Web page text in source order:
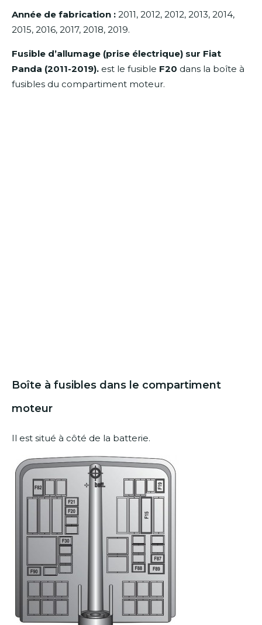
Année de fabrication : 2011, 2012, 2012, 2013, 2014,
2015, 2016, 2017, 2018, 2019.
Fusible d’allumage (prise électrique) sur Fiat
Panda (2011-2019). est le fusible F20 dans la boîte à
fusibles du compartiment moteur.
Boîte à fusibles dans le compartiment
moteur
Il est situé à côté de la batterie.